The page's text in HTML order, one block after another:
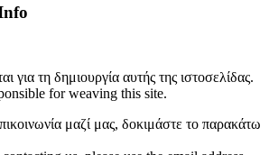
για τη δημιουργία αυτής της ιστοσελίδας.
for weaving this site.
μαζί μας, δοκιμάστε το παρακάτω